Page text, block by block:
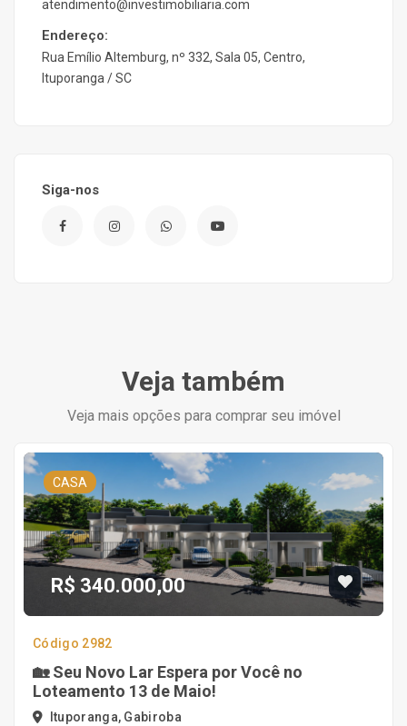
atendimento@investimobiliaria.com
Endereço:
Rua Emílio Altemburg, nº 332, Sala 05, Centro,
Ituporanga / SC
Siga-nos
Veja também
Veja mais opções para comprar seu imóvel
CASA
R$ 340.000,00
Código 2982
🏡 Seu Novo Lar Espera por Você no
Loteamento 13 de Maio!
Ituporanga, Gabiroba